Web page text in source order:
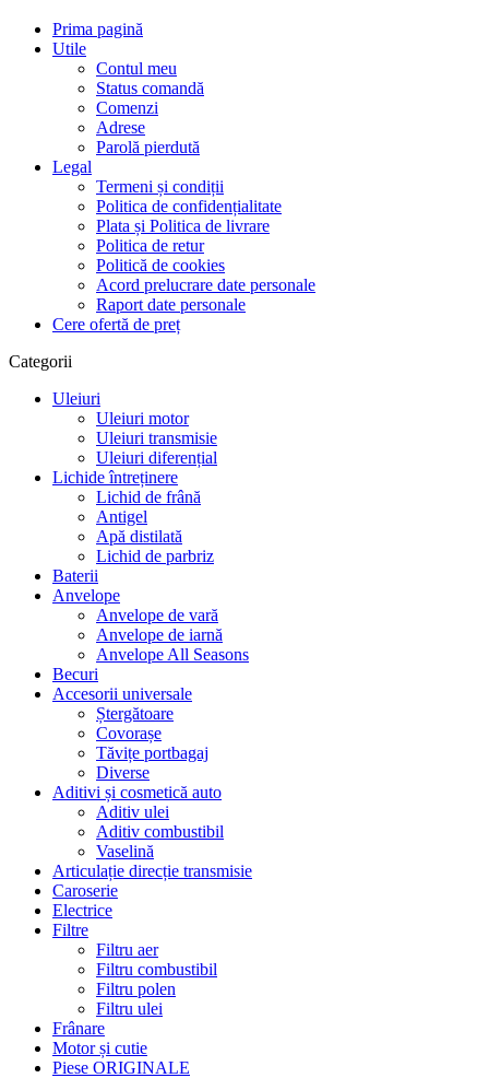
Prima pagină
Utile
Contul meu
Status comandă
Comenzi
Adrese
Parolă pierdută
Legal
Termeni și condiții
Politica de confidențialitate
Plata și Politica de livrare
Politica de retur
Politică de cookies
Acord prelucrare date personale
Raport date personale
Cere ofertă de preț
Categorii
Uleiuri
Uleiuri motor
Uleiuri transmisie
Uleiuri diferențial
Lichide întreținere
Lichid de frână
Antigel
Apă distilată
Lichid de parbriz
Baterii
Anvelope
Anvelope de vară
Anvelope de iarnă
Anvelope All Seasons
Becuri
Accesorii universale
Ștergătoare
Covorașe
Tăvițe portbagaj
Diverse
Aditivi și cosmetică auto
Aditiv ulei
Aditiv combustibil
Vaselină
Articulație direcție transmisie
Caroserie
Electrice
Filtre
Filtru aer
Filtru combustibil
Filtru polen
Filtru ulei
Frânare
Motor și cutie
Piese ORIGINALE